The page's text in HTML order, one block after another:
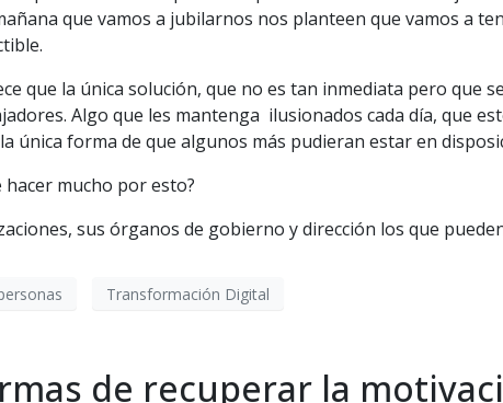
que vamos a jubilarnos nos planteen que vamos a
que la única solución, que no es tan inmediata pero que
Algo que les mantenga ilusionados cada día, que
única forma de que algunos más pudieran estar en
hacer mucho por esto?
sus órganos de gobierno y dirección los que
Transformación Digital
de recuperar la